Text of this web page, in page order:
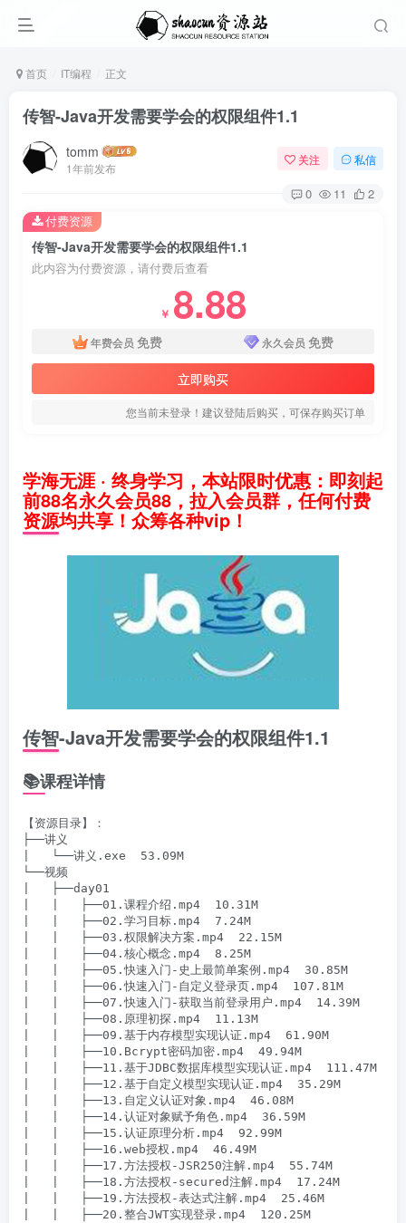
首页 IT编程 正文
传智-Java开发需要学会的权限组件1.1
tomm
1年前发布
关注 私信
0 11 2
传智-Java开发需要学会的权限组件1.1
此内容为付费资源，请付费后查看
￥ 8.88
年费会员 免费 永久会员 免费
立即购买
您当前未登录！建议登陆后购买，可保存购买订单
付费资源
学海无涯 · 终身学习，本站限时优惠：即刻起
前88名永久会员88，拉入会员群，任何付费
资源均共享！众筹各种vip！
传智-Java开发需要学会的权限组件1.1
📚课程详情
【资源目录】：
├──讲义
|   └──讲义.exe  53.09M
└──视频
|   ├──day01
|   |   ├──01.课程介绍.mp4  10.31M
|   |   ├──02.学习目标.mp4  7.24M
|   |   ├──03.权限解决方案.mp4  22.15M
|   |   ├──04.核心概念.mp4  8.25M
|   |   ├──05.快速入门-史上最简单案例.mp4  30.85M
|   |   ├──06.快速入门-自定义登录页.mp4  107.81M
|   |   ├──07.快速入门-获取当前登录用户.mp4  14.39M
|   |   ├──08.原理初探.mp4  11.13M
|   |   ├──09.基于内存模型实现认证.mp4  61.90M
|   |   ├──10.Bcrypt密码加密.mp4  49.94M
|   |   ├──11.基于JDBC数据库模型实现认证.mp4  111.47M
|   |   ├──12.基于自定义模型实现认证.mp4  35.29M
|   |   ├──13.自定义认证对象.mp4  46.08M
|   |   ├──14.认证对象赋予角色.mp4  36.59M
|   |   ├──15.认证原理分析.mp4  92.99M
|   |   ├──16.web授权.mp4  46.49M
|   |   ├──17.方法授权-JSR250注解.mp4  55.74M
|   |   ├──18.方法授权-secured注解.mp4  17.24M
|   |   ├──19.方法授权-表达式注解.mp4  25.46M
|   |   ├──20.整合JWT实现登录.mp4  120.25M